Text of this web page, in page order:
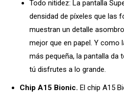
Todo nitidez: La pantalla
densidad de píxeles que las
muestran un detalle
mejor que en papel. Y como
más pequeña, la pantalla da
tú disfrutes a lo grande.
Chip A15 Bionic. El chip A15